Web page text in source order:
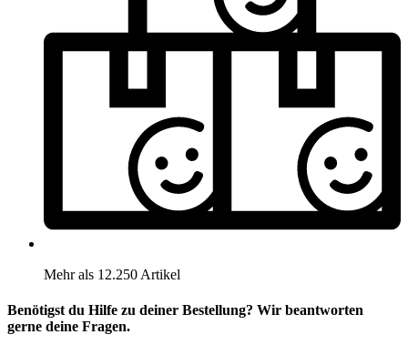
Mehr als 12.250 Artikel
Benötigst du Hilfe zu deiner Bestellung? Wir beantworten
gerne deine Fragen.